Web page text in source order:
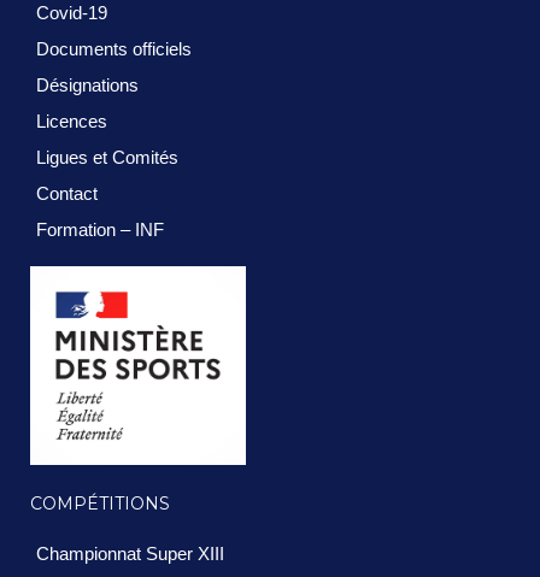
Covid-19
Documents officiels
Désignations
Licences
Ligues et Comités
Contact
Formation – INF
COMPÉTITIONS
Championnat Super XIII